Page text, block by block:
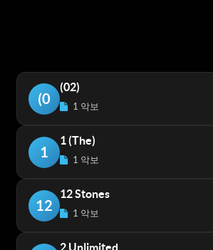
(0
(02)
1 악보
1
1 (The)
1 악보
12
12 Stones
1 악보
2 Unlimited